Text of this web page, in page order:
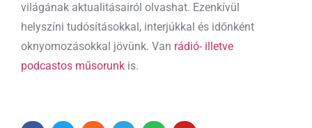
világának aktualitásairól olvashat. Ezenkívül
helyszíni tudósításokkal, interjúkkal és időnként
oknyomozásokkal jövünk. Van rádió- illetve
podcastos műsorunk is.